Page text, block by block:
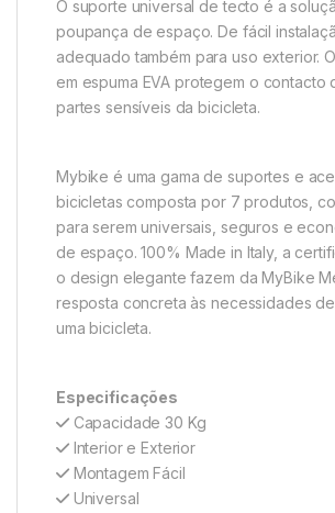
O suporte universal de tecto é a
poupança de espaço. De fácil
adequado também para uso exterior.
em espuma EVA protegem o contacto
partes sensíveis da bicicleta.
Mybike é uma gama de suportes e
bicicletas composta por 7 produtos,
para serem universais, seguros e
de espaço. 100% Made in Italy, a
o design elegante fazem da MyBike
resposta concreta às necessidades
uma bicicleta.
Especificações
Capacidade 30 Kg
Interior e Exterior
Montagem Fácil
Universal